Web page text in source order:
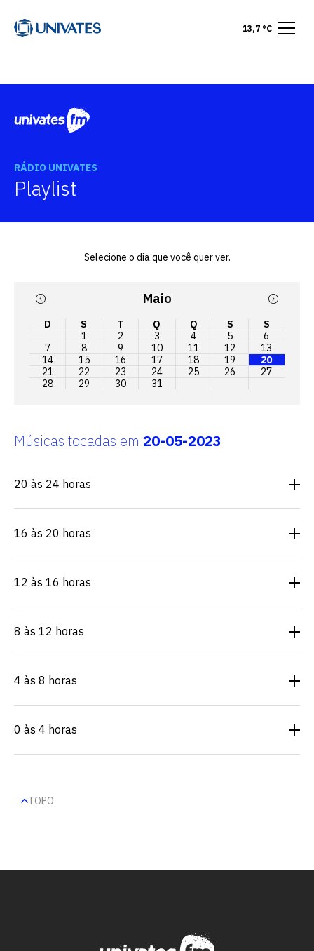
13,7 °C
RÁDIO UNIVATES
Playlist
Selecione o dia que você quer ver.
Maio
D S T Q Q S
S
1
2 3 4 5
6
7
8 9 10 11 12
13
14
15 16 17 18 19
20
21
22 23 24 25 26
27
28
29 30 31
Músicas tocadas em 20-05-2023
20 às 24 horas
16 às 20 horas
12 às 16 horas
8 às 12 horas
4 às 8 horas
0 às 4 horas
TOPO